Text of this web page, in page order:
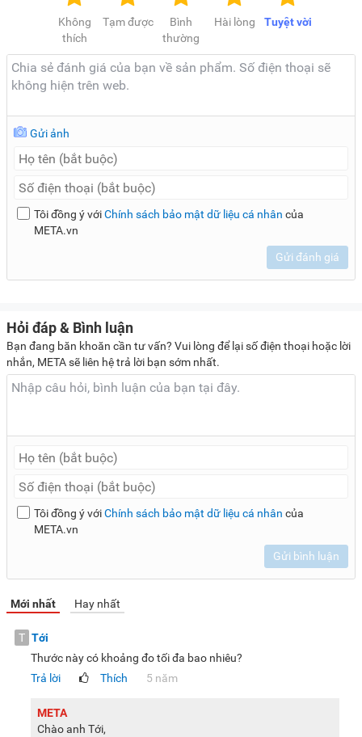
Tuyệt vời
Hài lòng
Bình
thường
Tạm được
Không
thích
Gửi ảnh
Tôi đồng ý vớiChính sách bảo mật dữ liệu cá nhân của
META.vn
Gửi đánh giá
Hỏi đáp & Bình luận
Bạn đang băn khoăn cần tư vấn? Vui lòng để lại số điện thoại hoặc lời
nhắn, META sẽ liên hệ trả lời bạn sớm nhất.
Tôi đồng ý vớiChính sách bảo mật dữ liệu cá nhân của
META.vn
Gửi bình luận
Mới nhất Hay nhất
T Tới
Thước này có khoảng đo tối đa bao nhiêu?
Trả lời
Thích 5 năm
META
Chào anh Tới,